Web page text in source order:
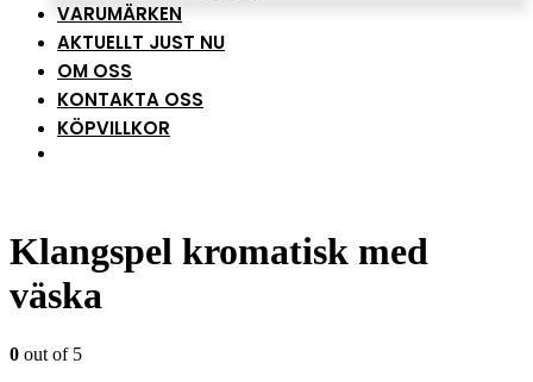
VARUMÄRKEN
AKTUELLT JUST NU
OM OSS
KONTAKTA OSS
KÖPVILLKOR
Klangspel kromatisk med
väska
0 out of 5